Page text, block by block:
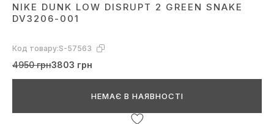
NIKE DUNK LOW DISRUPT 2 GREEN SNAKE
DV3206-001
Код товару:S-57563
4950 грн3803 грн
НЕМАЄ В НАЯВНОСТІ